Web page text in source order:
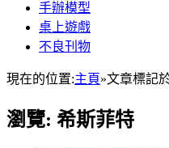
手辦模型
桌上遊戲
不良刊物
現在的位置:主頁»文章標記
瀏覽: 希斯菲特